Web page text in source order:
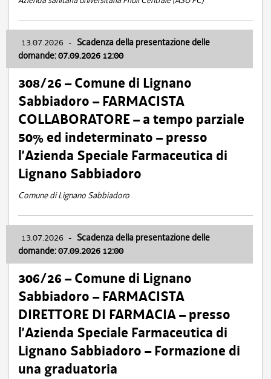
13.07.2026 - Scadenza della presentazione delle
domande: 07.09.2026 12:00
308/26 – Comune di Lignano
Sabbiadoro – FARMACISTA
COLLABORATORE – a tempo parziale
50% ed indeterminato – presso
l’Azienda Speciale Farmaceutica di
Lignano Sabbiadoro
Comune di Lignano Sabbiadoro
13.07.2026 - Scadenza della presentazione delle
domande: 07.09.2026 12:00
306/26 – Comune di Lignano
Sabbiadoro – FARMACISTA
DIRETTORE DI FARMACIA – presso
l’Azienda Speciale Farmaceutica di
Lignano Sabbiadoro – Formazione di
una graduatoria